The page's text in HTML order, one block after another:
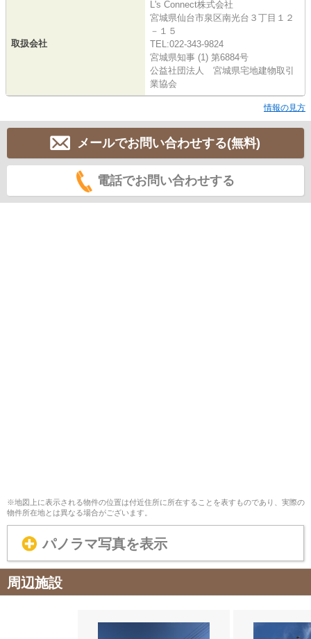
取扱会社
L's Connect株式会社
宮城県仙台市泉区南光台３丁目１２
－１５
TEL:022-343-9824
宮城県知事 (1) 第6884号
公益社団法人 宮城県宅地建物取引
業協会
情報の見方
メールでお問い合わせする(無料)
電話でお問い合わせする
※地図上に表示される物件の位置は付近住所に所在することを表すものであり、実際の
物件所在地とは異なる場合がございます。
パノラマ写真を表示
周辺施設